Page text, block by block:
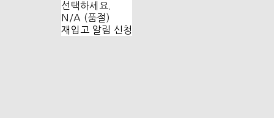
선택하세요.
N/A (품절)
재입고 알림 신청